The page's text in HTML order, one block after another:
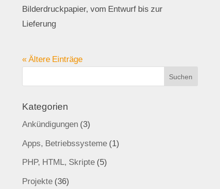
Bilderdruckpapier, vom Entwurf bis zur
Lieferung
« Ältere Einträge
Kategorien
Ankündigungen(3)
Apps, Betriebssysteme(1)
PHP, HTML, Skripte(5)
Projekte(36)